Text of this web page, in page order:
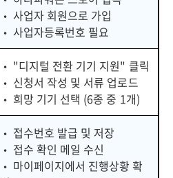
• 사업자 회원으로 가입
• 사업자등록번호 필요
• "디지털 전환 기기 지원" 클릭
• 신청서 작성 및 서류 업로드
• 희망 기기 선택 (6종 중 1개)
• 접수번호 발급 및 저장
• 접수 확인 메일 수신
• 마이페이지에서 진행상황 확